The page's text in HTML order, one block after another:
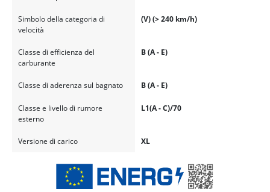
Simbolo della categoria di
velocità
(V) (> 240 km/h)
Classe di efficienza del
carburante
B (A - E)
Classe di aderenza sul bagnato B (A - E)
Classe e livello di rumore
esterno
L1(A - C)/70
Versione di carico XL